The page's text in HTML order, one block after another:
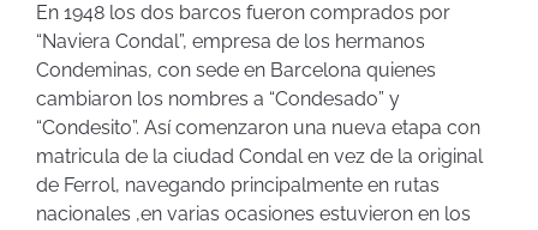
En 1948 los dos barcos fueron comprados por
“Naviera Condal”, empresa de los hermanos
Condeminas, con sede en Barcelona quienes
cambiaron los nombres a “Condesado” y
“Condesito”. Así comenzaron una nueva etapa con
matricula de la ciudad Condal en vez de la original
de Ferrol, navegando principalmente en rutas
nacionales ,en varias ocasiones estuvieron en los